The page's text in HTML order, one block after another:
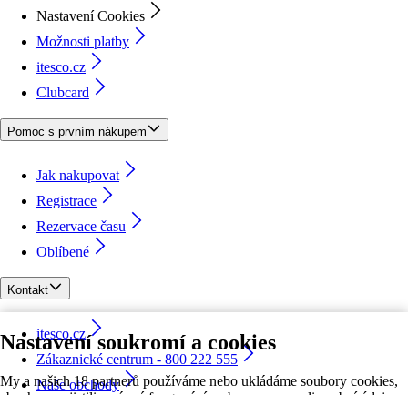
Nastavení soukromí a cookies
My a našich 18 partnerů používáme nebo ukládáme soubory cookies,
Nastavení Cookies
Možnosti platby
itesco.cz
Clubcard
Pomoc s prvním nákupem
Jak nakupovat
Registrace
Rezervace času
Oblíbené
Kontakt
itesco.cz
Zákaznické centrum - 800 222 555
Naše obchody